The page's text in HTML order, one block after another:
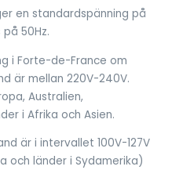
en standardspänning på
50Hz.
i Forte-de-France om
är mellan 220V-240V.
Australien,
i Afrika och Asien.
är i intervallet 100V-127V
och länder i Sydamerika)